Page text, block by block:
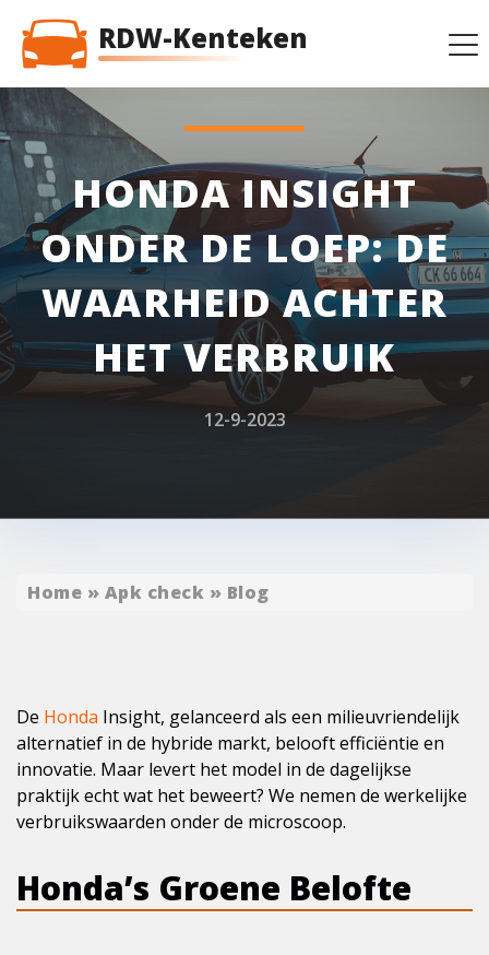
RDW-Kenteken
HONDA INSIGHT
ONDER DE LOEP: DE
WAARHEID ACHTER
HET VERBRUIK
12-9-2023
Home » Apk check » Blog
De Honda Insight, gelanceerd als een milieuvriendelijk
alternatief in de hybride markt, belooft efficiëntie en
innovatie. Maar levert het model in de dagelijkse
praktijk echt wat het beweert? We nemen de werkelijke
verbruikswaarden onder de microscoop.
Honda’s Groene Belofte